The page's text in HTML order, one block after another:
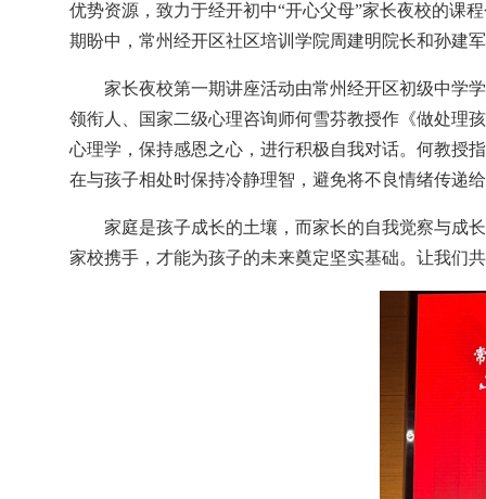
优势资源，致力于经开初中“开心父母”家长夜校的课
期盼中，常州经开区社区培训学院周建明院长和孙建
家长夜校第一期讲座活动由常州经开区初级中学
领衔人、国家二级心理咨询师何雪芬教授作《做处理
心理学，保持感恩之心，进行积极自我对话。何教授
在与孩子相处时保持冷静理智，避免将不良情绪传递
家庭是孩子成长的土壤，而家长的自我觉察与成
家校携手，才能为孩子的未来奠定坚实基础。让我们